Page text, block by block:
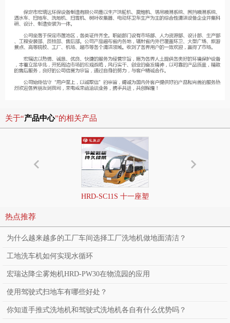
关于“产品中心”的相关产品
HRD-SC11S 十一座塑
热点推荐
为什么越来越多的工厂车间选择工厂洗地机做地面清洁？
工地洗车机如何实现水循环
宏瑞达降尘雾炮机HRD-PW30在物流园的应用
使用驾驶式扫地车有哪些好处？
你知道手推式洗地机和驾驶式洗地机各自有什么优势吗？